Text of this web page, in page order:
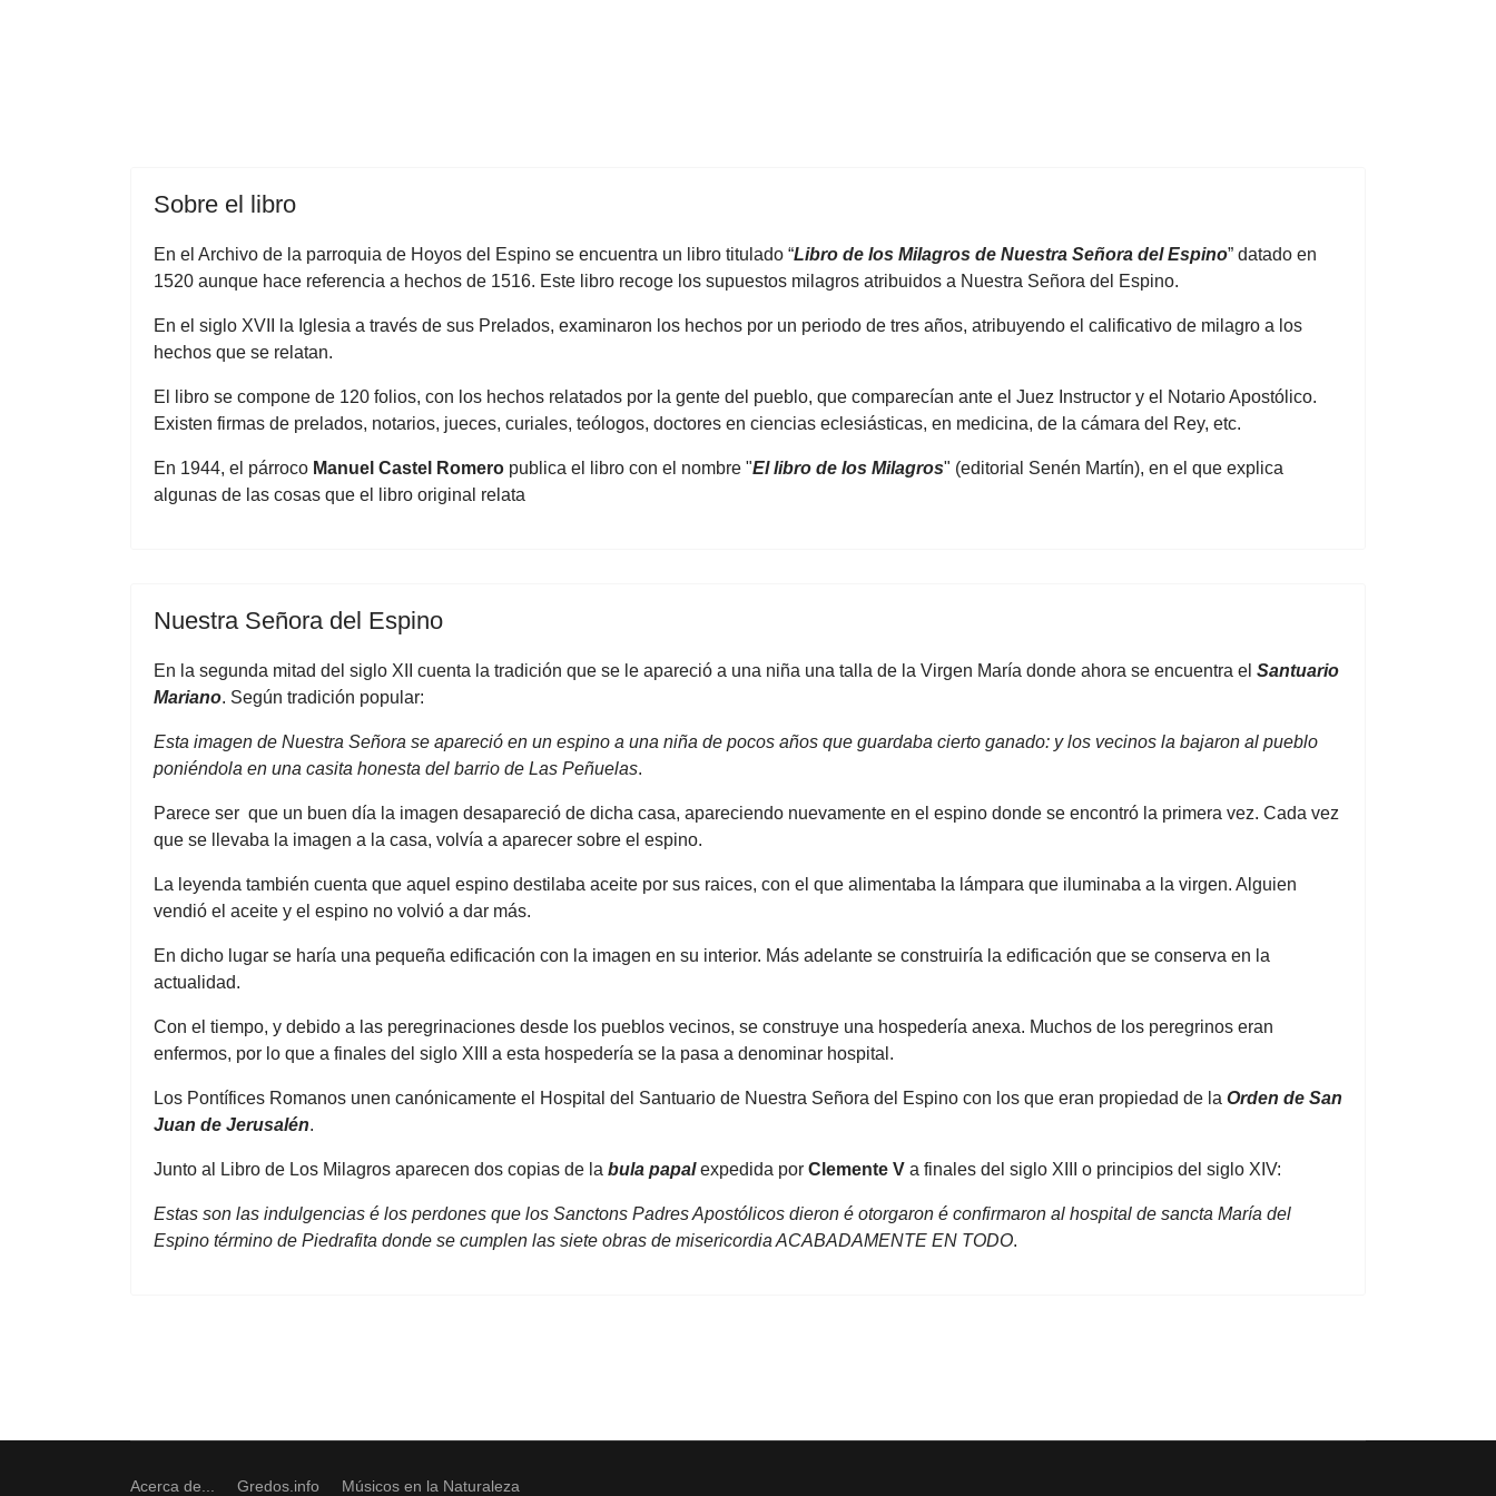
Sobre el libro
En el Archivo de la parroquia de Hoyos del Espino se encuentra un libro titulado “Libro de los Milagros de Nuestra Señora del Espino” datado en
1520 aunque hace referencia a hechos de 1516. Este libro recoge los supuestos milagros atribuidos a Nuestra Señora del Espino.
En el siglo XVII la Iglesia a través de sus Prelados, examinaron los hechos por un periodo de tres años, atribuyendo el calificativo de milagro a los
hechos que se relatan.
El libro se compone de 120 folios, con los hechos relatados por la gente del pueblo, que comparecían ante el Juez Instructor y el Notario Apostólico.
Existen firmas de prelados, notarios, jueces, curiales, teólogos, doctores en ciencias eclesiásticas, en medicina, de la cámara del Rey, etc.
En 1944, el párroco Manuel Castel Romero publica el libro con el nombre "El libro de los Milagros" (editorial Senén Martín), en el que explica
algunas de las cosas que el libro original relata
Nuestra Señora del Espino
En la segunda mitad del siglo XII cuenta la tradición que se le apareció a una niña una talla de la Virgen María donde ahora se encuentra el Santuario
Mariano. Según tradición popular:
Esta imagen de Nuestra Señora se apareció en un espino a una niña de pocos años que guardaba cierto ganado: y los vecinos la bajaron al pueblo
poniéndola en una casita honesta del barrio de Las Peñuelas.
Parece ser que un buen día la imagen desapareció de dicha casa, apareciendo nuevamente en el espino donde se encontró la primera vez. Cada vez
que se llevaba la imagen a la casa, volvía a aparecer sobre el espino.
La leyenda también cuenta que aquel espino destilaba aceite por sus raices, con el que alimentaba la lámpara que iluminaba a la virgen. Alguien
vendió el aceite y el espino no volvió a dar más.
En dicho lugar se haría una pequeña edificación con la imagen en su interior. Más adelante se construiría la edificación que se conserva en la
actualidad.
Con el tiempo, y debido a las peregrinaciones desde los pueblos vecinos, se construye una hospedería anexa. Muchos de los peregrinos eran
enfermos, por lo que a finales del siglo XIII a esta hospedería se la pasa a denominar hospital.
Los Pontífices Romanos unen canónicamente el Hospital del Santuario de Nuestra Señora del Espino con los que eran propiedad de la Orden de San
Juan de Jerusalén.
Junto al Libro de Los Milagros aparecen dos copias de la bula papalexpedida por Clemente V a finales del siglo XIII o principios del siglo XIV:
Estas son las indulgencias é los perdones que los Sanctons Padres Apostólicos dieron é otorgaron é confirmaron al hospital de sancta María del
Espino término de Piedrafita donde se cumplen las siete obras de misericordia ACABADAMENTE EN TODO.
Acerca de... Gredos.info Músicos en la Naturaleza